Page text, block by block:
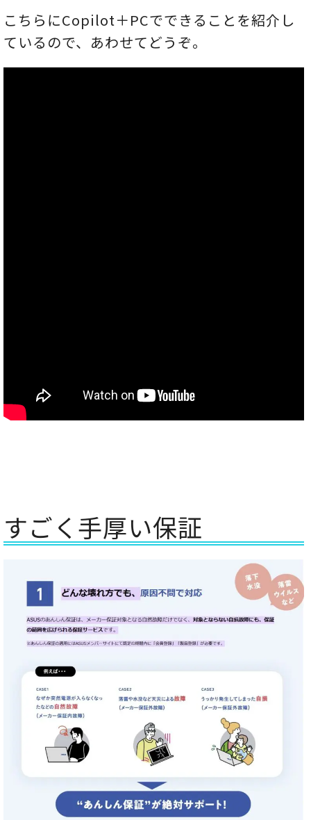
こちらにCopilot＋PCでできることを紹介し
ているので、あわせてどうぞ。
すごく手厚い保証